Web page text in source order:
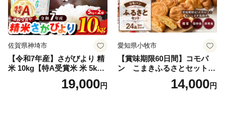
佐賀県神埼市
【令和7年産】さがびより 精
米 10kg【特A受賞米 米 5kg×
2袋 お米 コメ こめ 国産 美味
しい ブランド米 人気 ランキ
19,000円
愛知県小牧市
【賞味期限60日間】コモパ
ン こまきふるさとセット
（24個入り）／災害用備蓄
保存食 非常食 防災グッズに
14,000円